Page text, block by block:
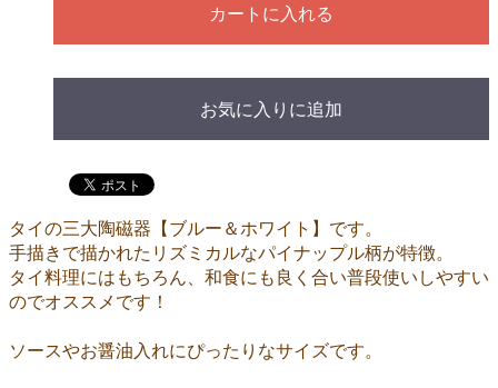
カートに入れる
お気に入りに追加
タイの三大陶磁器【ブルー＆ホワイト】です。
手描きで描かれたリズミカルなパイナップル柄が特徴。
タイ料理にはもちろん、和食にも良く合い普段使いしやすい
のでオススメです！
ソースやお醤油入れにぴったりなサイズです。